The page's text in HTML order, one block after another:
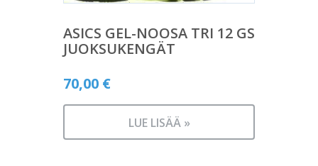
ASICS GEL-NOOSA TRI 12 GS
JUOKSUKENGÄT
70,00 €
LUE LISÄÄ »